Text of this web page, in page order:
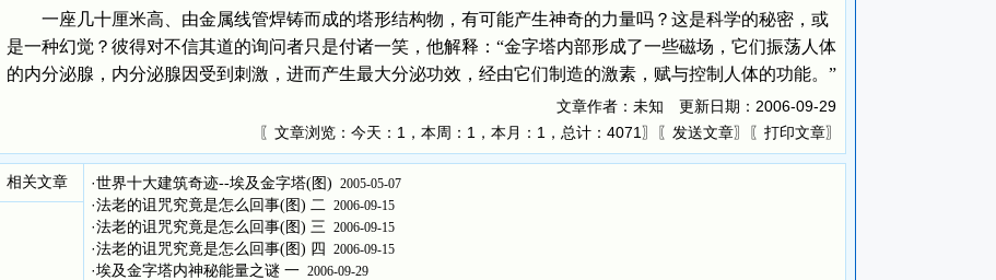
一座几十厘米高、由金属线管焊铸而成的塔形结构物，有可能产生神奇的力量吗？这是科学的秘密，或
是一种幻觉？彼得对不信其道的询问者只是付诸一笑，他解释：“金字塔内部形成了一些磁场，它们振荡人体
的内分泌腺，内分泌腺因受到刺激，进而产生最大分泌功效，经由它们制造的激素，赋与控制人体的功能。”
文章作者：未知 更新日期： 2006-09-29
〖文章浏览： 今天：1，本周：1，本月：1，总计：4071〗〖 发送文章〗〖 打印文章〗
相关文章 ·世界十大建筑奇迹--埃及金字塔(图) 2005-05-07
·法老的诅咒究竟是怎么回事(图) 二 2006-09-15
·法老的诅咒究竟是怎么回事(图) 三 2006-09-15
·法老的诅咒究竟是怎么回事(图) 四 2006-09-15
·埃及金字塔内神秘能量之谜 一 2006-09-29